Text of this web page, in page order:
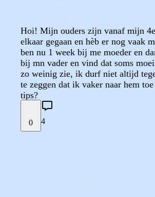
Hoi! Mijn ouders zijn vanaf mijn
elkaar gegaan en hèb er nog vaak
ben nu 1 week bij me moeder en
bij mn vader en vind dat soms
zo weinig zie, ik durf niet altijd
te zeggen dat ik vaker naar hem
tips?
0 4